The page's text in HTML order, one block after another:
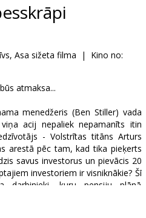
Asa sižeta filma |
Kino no:
atmaksa...
menedžeris (Ben Stiller) vada
acij nepaliek nepamanīts itin
- Volstrītas titāns Arturs
arestā pēc tam, kad tika pieķerts
savus investorus un pievācis 20
investoriem ir visniknākie? Šī
darbinieki, kuru pensiju plānā
tieši viņi pārzina debesskrāpi kā